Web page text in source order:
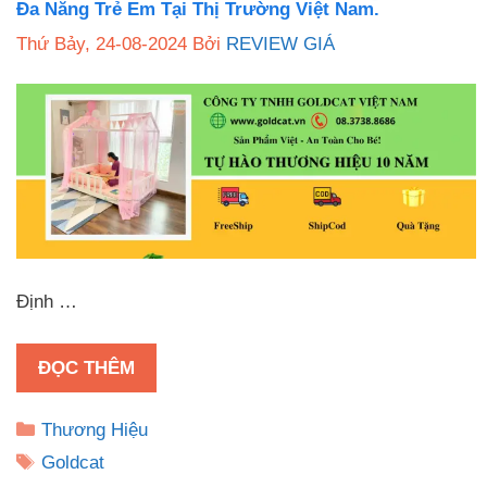
Đa Năng Trẻ Em Tại Thị Trường Việt Nam.
Thứ Bảy, 24-08-2024 Bởi REVIEW GIÁ
Định …
ĐỌC THÊM
Danh
mục
Thương Hiệu
Thẻ
Goldcat